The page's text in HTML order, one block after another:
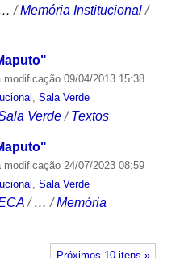
/Memória Institucional /
modificação09/04/2013 15:38
Sala Verde
Verde /Textos
modificação24/07/2023 08:59
, Sala Verde
/…/Memória